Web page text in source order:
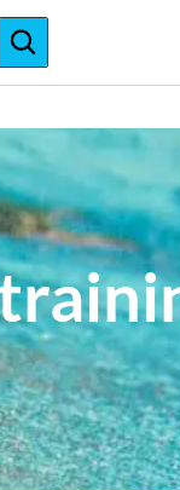
Expertise